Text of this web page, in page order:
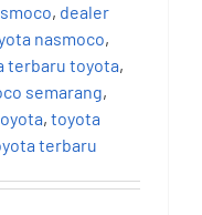
, dealer
nasmoco,
terbaru toyota,
semarang,
, toyota
terbaru